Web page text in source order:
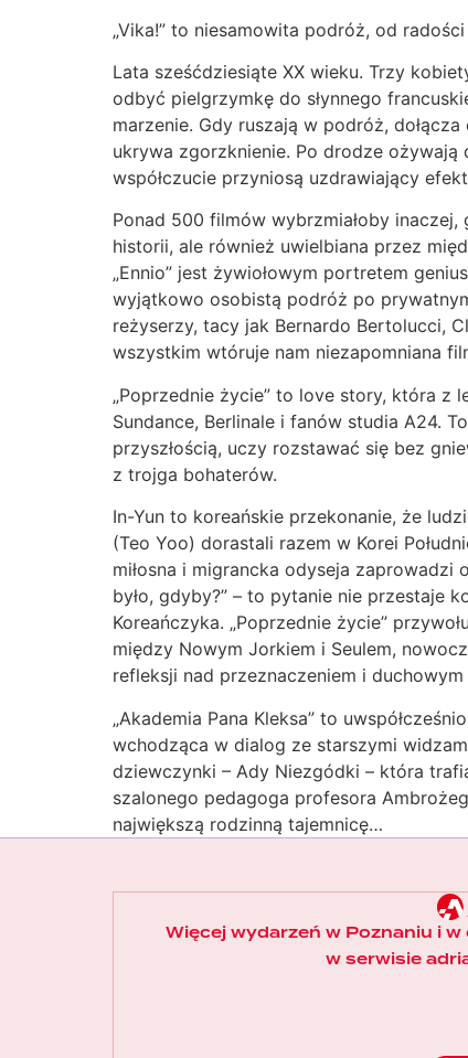
„Vika!” to niesamowita podróż, od
Lata sześćdziesiąte XX wieku. Trzy
odbyć pielgrzymkę do słynnego
marzenie. Gdy ruszają w podróż,
ukrywa zgorzknienie. Po drodze
współczucie przyniosą uzdrawiający
Ponad 500 filmów wybrzmiałoby
historii, ale również uwielbiana przez
„Ennio” jest żywiołowym portretem
wyjątkowo osobistą podróż po
reżyserzy, tacy jak Bernardo Bertolucci,
wszystkim wtóruje nam niezapomniana
„Poprzednie życie” to love story, która z
Sundance, Berlinale i fanów studia A24.
przyszłością, uczy rozstawać się bez
z trojga bohaterów.
In-Yun to koreańskie przekonanie, że
(Teo Yoo) dorastali razem w Korei
miłosna i migrancka odyseja
było, gdyby?” – to pytanie nie przestaje
Koreańczyka. „Poprzednie życie”
między Nowym Jorkiem i Seulem,
refleksji nad przeznaczeniem i
„Akademia Pana Kleksa” to
wchodząca w dialog ze starszymi
dziewczynki – Ady Niezgódki – która
szalonego pedagoga profesora
największą rodzinną tajemnicę…
Więcej wydarzeń w Poznaniu i w
w serwisie